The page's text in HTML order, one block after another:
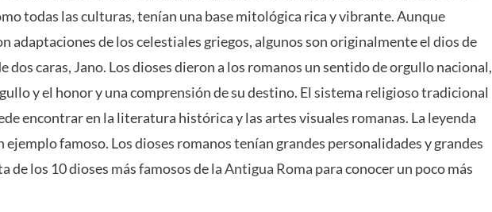
todas las culturas, tenían una base mitológica rica y vibrante. Aunque
adaptaciones de los celestiales griegos, algunos son originalmente el dios de
dos caras, Jano. Los dioses dieron a los romanos un sentido de orgullo nacional,
y el honor y una comprensión de su destino. El sistema religioso tradicional
encontrar en la literatura histórica y las artes visuales romanas. La leyenda
ejemplo famoso. Los dioses romanos tenían grandes personalidades y grandes
de los 10 dioses más famosos de laAntigua Roma para conocer un poco más